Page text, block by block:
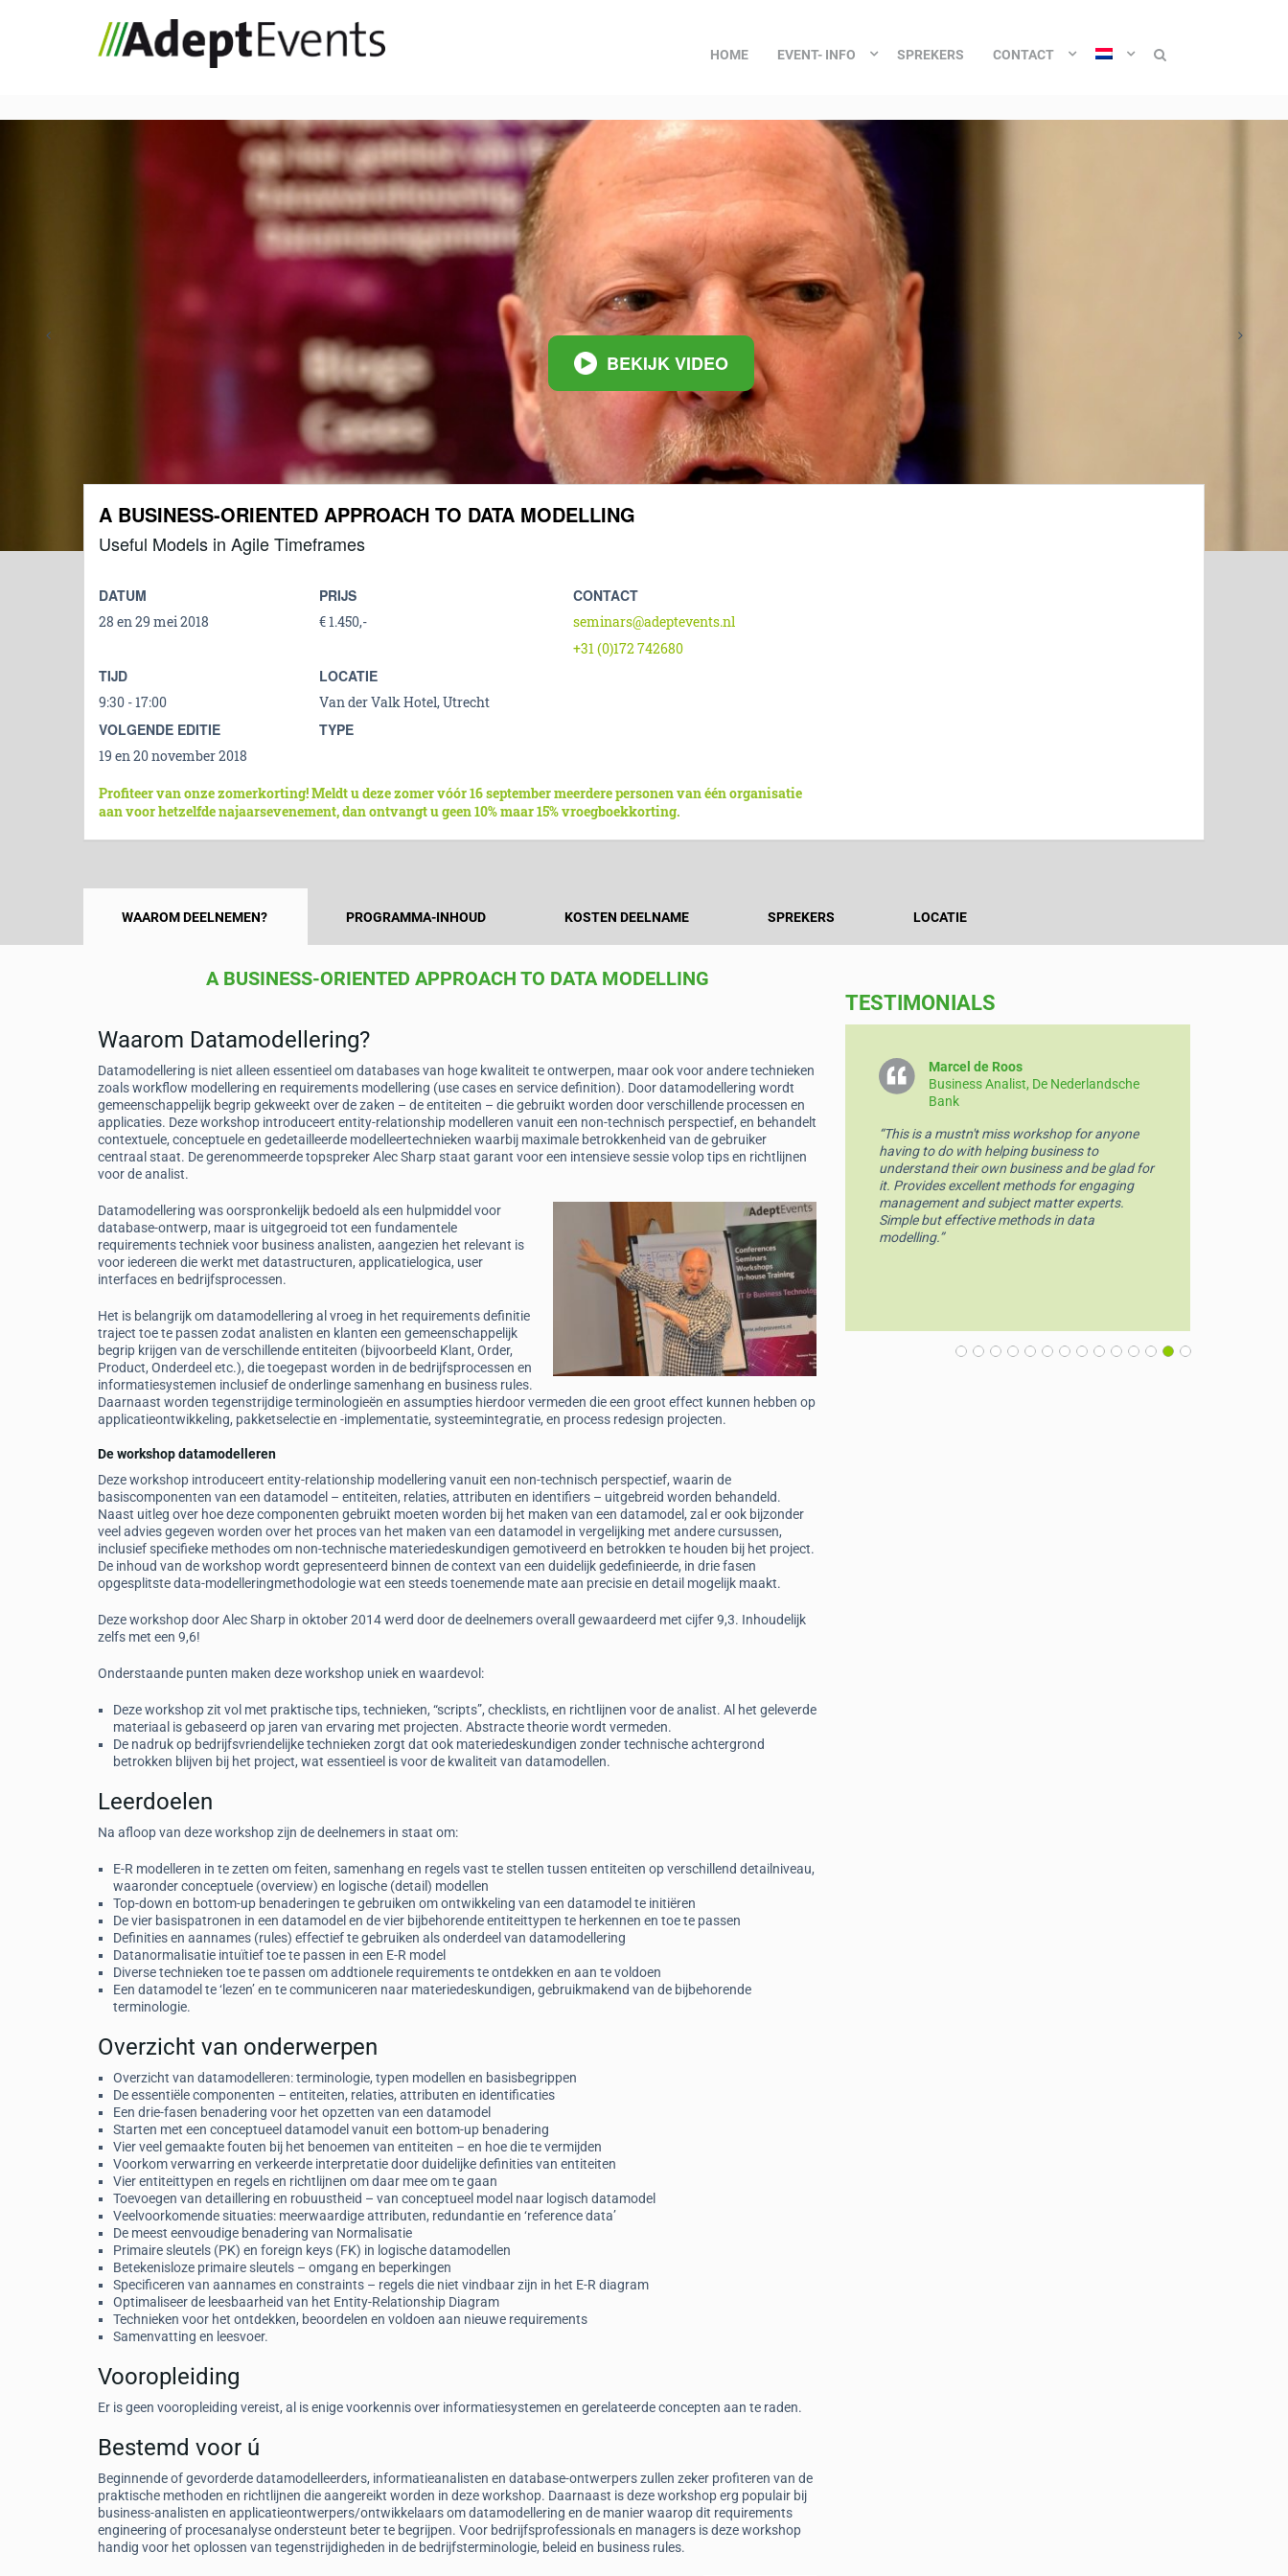
HOME EVENT- INFO SPREKERS CONTACT
BEKIJK VIDEO
A BUSINESS-ORIENTED APPROACH TO DATA MODELLING
Useful Models in Agile Timeframes
DATUM PRIJS CONTACT
28 en 29 mei 2018 € 1.450,-
seminars@adeptevents.nl
+31 (0)172 742680
TIJD LOCATIE
9:30 - 17:00 Van der Valk Hotel, Utrecht
VOLGENDE EDITIE TYPE
19 en 20 november 2018
Profiteer van onze zomerkorting! Meldt u deze zomer vóór 16 september meerdere personen van één organisatie
aan voor hetzelfde najaarsevenement, dan ontvangt u geen 10% maar 15% vroegboekkorting.
WAAROM DEELNEMEN? PROGRAMMA-INHOUD KOSTEN DEELNAME SPREKERS LOCATIE
A BUSINESS-ORIENTED APPROACH TO DATA MODELLING
Waarom Datamodellering?
Datamodellering is niet alleen essentieel om databases van hoge kwaliteit te ontwerpen, maar ook voor andere technieken
zoals workflow modellering en requirements modellering (use cases en service definition). Door datamodellering wordt
gemeenschappelijk begrip gekweekt over de zaken – de entiteiten – die gebruikt worden door verschillende processen en
applicaties. Deze workshop introduceert entity-relationship modelleren vanuit een non-technisch perspectief, en behandelt
contextuele, conceptuele en gedetailleerde modelleertechnieken waarbij maximale betrokkenheid van de gebruiker
centraal staat. De gerenommeerde topspreker Alec Sharp staat garant voor een intensieve sessie volop tips en richtlijnen
voor de analist.
Datamodellering was oorspronkelijk bedoeld als een hulpmiddel voor
database-ontwerp, maar is uitgegroeid tot een fundamentele
requirements techniek voor business analisten, aangezien het relevant is
voor iedereen die werkt met datastructuren, applicatielogica, user
interfaces en bedrijfsprocessen.
Het is belangrijk om datamodellering al vroeg in het requirements definitie
traject toe te passen zodat analisten en klanten een gemeenschappelijk
begrip krijgen van de verschillende entiteiten (bijvoorbeeld Klant, Order,
Product, Onderdeel etc.), die toegepast worden in de bedrijfsprocessen en
informatiesystemen inclusief de onderlinge samenhang en business rules.
Daarnaast worden tegenstrijdige terminologieën en assumpties hierdoor vermeden die een groot effect kunnen hebben op
applicatieontwikkeling, pakketselectie en -implementatie, systeemintegratie, en process redesign projecten.
De workshop datamodelleren
Deze workshop introduceert entity-relationship modellering vanuit een non-technisch perspectief, waarin de
basiscomponenten van een datamodel – entiteiten, relaties, attributen en identifiers – uitgebreid worden behandeld.
Naast uitleg over hoe deze componenten gebruikt moeten worden bij het maken van een datamodel, zal er ook bijzonder
veel advies gegeven worden over het proces van het maken van een datamodel in vergelijking met andere cursussen,
inclusief specifieke methodes om non-technische materiedeskundigen gemotiveerd en betrokken te houden bij het project.
De inhoud van de workshop wordt gepresenteerd binnen de context van een duidelijk gedefinieerde, in drie fasen
opgesplitste data-modelleringmethodologie wat een steeds toenemende mate aan precisie en detail mogelijk maakt.
Deze workshop door Alec Sharp in oktober 2014 werd door de deelnemers overall gewaardeerd met cijfer 9,3. Inhoudelijk
zelfs met een 9,6!
Onderstaande punten maken deze workshop uniek en waardevol:
Deze workshop zit vol met praktische tips, technieken, “scripts”, checklists, en richtlijnen voor de analist. Al het geleverde
materiaal is gebaseerd op jaren van ervaring met projecten. Abstracte theorie wordt vermeden.
De nadruk op bedrijfsvriendelijke technieken zorgt dat ook materiedeskundigen zonder technische achtergrond
betrokken blijven bij het project, wat essentieel is voor de kwaliteit van datamodellen.
Leerdoelen
Na afloop van deze workshop zijn de deelnemers in staat om:
E-R modelleren in te zetten om feiten, samenhang en regels vast te stellen tussen entiteiten op verschillend detailniveau,
waaronder conceptuele (overview) en logische (detail) modellen
Top-down en bottom-up benaderingen te gebruiken om ontwikkeling van een datamodel te initiëren
De vier basispatronen in een datamodel en de vier bijbehorende entiteittypen te herkennen en toe te passen
Definities en aannames (rules) effectief te gebruiken als onderdeel van datamodellering
Datanormalisatie intuïtief toe te passen in een E-R model
Diverse technieken toe te passen om addtionele requirements te ontdekken en aan te voldoen
Een datamodel te ‘lezen’ en te communiceren naar materiedeskundigen, gebruikmakend van de bijbehorende
terminologie.
Overzicht van onderwerpen
Overzicht van datamodelleren: terminologie, typen modellen en basisbegrippen
De essentiële componenten – entiteiten, relaties, attributen en identificaties
Een drie-fasen benadering voor het opzetten van een datamodel
Starten met een conceptueel datamodel vanuit een bottom-up benadering
Vier veel gemaakte fouten bij het benoemen van entiteiten – en hoe die te vermijden
Voorkom verwarring en verkeerde interpretatie door duidelijke definities van entiteiten
Vier entiteittypen en regels en richtlijnen om daar mee om te gaan
Toevoegen van detaillering en robuustheid – van conceptueel model naar logisch datamodel
Veelvoorkomende situaties: meerwaardige attributen, redundantie en ‘reference data’
De meest eenvoudige benadering van Normalisatie
Primaire sleutels (PK) en foreign keys (FK) in logische datamodellen
Betekenisloze primaire sleutels – omgang en beperkingen
Specificeren van aannames en constraints – regels die niet vindbaar zijn in het E-R diagram
Optimaliseer de leesbaarheid van het Entity-Relationship Diagram
Technieken voor het ontdekken, beoordelen en voldoen aan nieuwe requirements
Samenvatting en leesvoer.
Vooropleiding
Er is geen vooropleiding vereist, al is enige voorkennis over informatiesystemen en gerelateerde concepten aan te raden.
Bestemd voor ú
Beginnende of gevorderde datamodelleerders, informatieanalisten en database-ontwerpers zullen zeker profiteren van de
praktische methoden en richtlijnen die aangereikt worden in deze workshop. Daarnaast is deze workshop erg populair bij
business-analisten en applicatieontwerpers/ontwikkelaars om datamodellering en de manier waarop dit requirements
engineering of procesanalyse ondersteunt beter te begrijpen. Voor bedrijfsprofessionals en managers is deze workshop
handig voor het oplossen van tegenstrijdigheden in de bedrijfsterminologie, beleid en business rules.
TESTIMONIALS
to business/data
Josien Heijn
Information Analyst, NautaDutilh NV
“Alec makes you forget it's complex stuff you're
talking about.”
Broderick Roelf
Data Engineer, De Nederlandsche
Bank
“Brilliant, unique presentation on conceptual
modelling. All disparate information on data
modelling brought together and explained
Marcel de Roos
Business Analist, De Nederlandsche
Bank
“This is a mustn't miss workshop for anyone
having to do with helping business to
understand their own business and be glad for
it. Provides excellent methods for engaging
management and subject matter experts.
Simple but effective methods in data
modelling.”